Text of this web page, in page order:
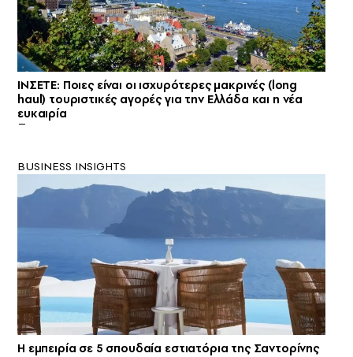
ΙΝΣΕΤΕ: Ποιες είναι οι ισχυρότερες μακρινές (long
haul) τουριστικές αγορές για την Ελλάδα και η νέα
ευκαιρία
BUSINESS INSIGHTS
Η εμπειρία σε 5 σπουδαία εστιατόρια της Σαντορίνης